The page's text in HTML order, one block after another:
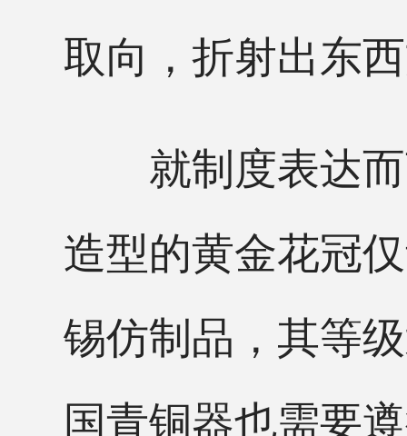
取向，折射出东
就制度表达而
造型的黄金花冠
锡仿制品，其等
国青铜器也需要